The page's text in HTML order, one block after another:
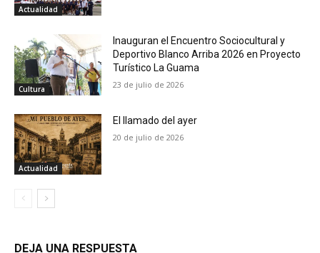
Actualidad
Cultura
Inauguran el Encuentro Sociocultural y
Deportivo Blanco Arriba 2026 en Proyecto
Turístico La Guama
23 de julio de 2026
Actualidad
El llamado del ayer
20 de julio de 2026
DEJA UNA RESPUESTA